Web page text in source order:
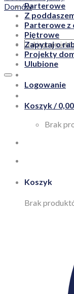
Ulubione
Logowanie
Koszyk /0,00
Brak
Koszyk
Brak
Parterowe
Z
Parterowe z
Piętrowe
Zapytaj o
Projekty